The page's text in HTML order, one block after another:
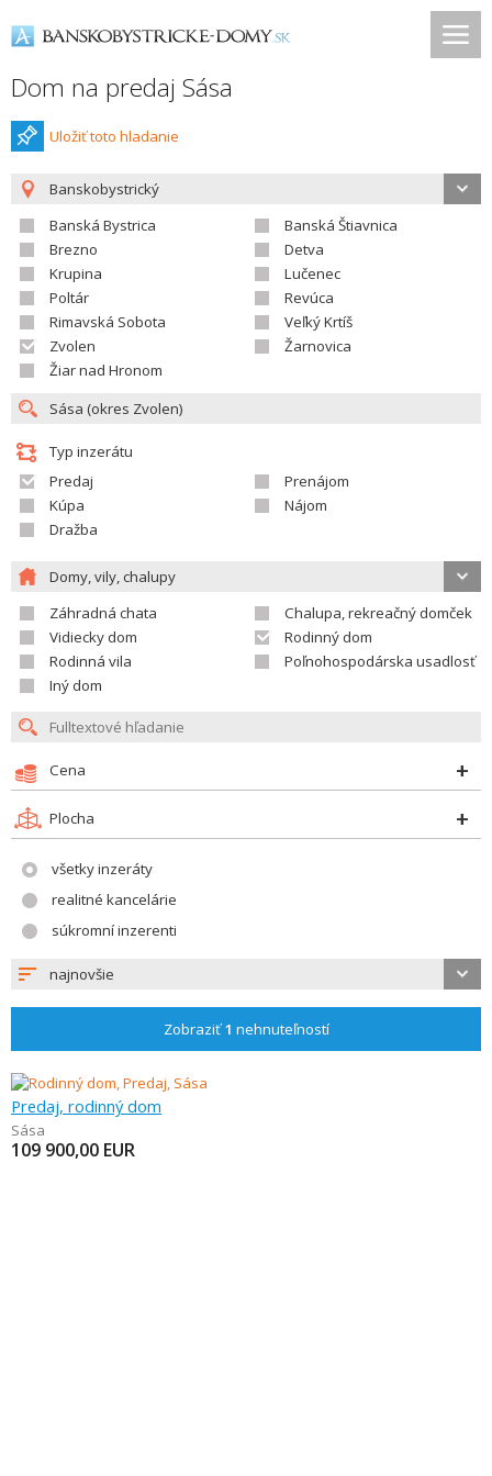
Dom na predaj Sása
Uložiť toto hladanie
Banskobystrický
Banská Bystrica
Banská Štiavnica
Brezno
Detva
Krupina
Lučenec
Poltár
Revúca
Rimavská Sobota
Veľký Krtíš
Zvolen
Žarnovica
Žiar nad Hronom
Typ inzerátu
Predaj
Prenájom
Kúpa
Nájom
Dražba
Domy, vily, chalupy
Záhradná chata
Chalupa, rekreačný domček
Vidiecky dom
Rodinný dom
Rodinná vila
Poľnohospodárska usadlosť
Iný dom
Cena
Plocha
všetky inzeráty
realitné kancelárie
súkromní inzerenti
najnovšie
Zobraziť1 nehnuteľností
Predaj, rodinný dom
Sása
109 900,00 EUR